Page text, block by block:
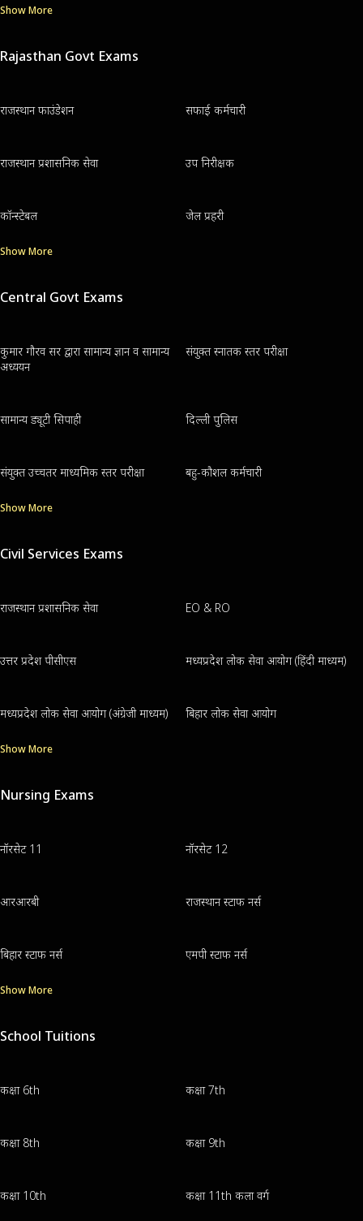
Show More
Rajasthan Govt Exams
राजस्थान फाउंडेशन सफाई कर्मचारी
राजस्थान प्रशासनिक सेवा उप निरीक्षक
कॉन्स्टेबल जेल प्रहरी
Show More
Central Govt Exams
कुमार गौरव सर द्वारा सामान्य ज्ञान व सामान्य
अध्ययन
संयुक्त स्नातक स्तर परीक्षा
सामान्य ड्यूटी सिपाही दिल्ली पुलिस
संयुक्त उच्चतर माध्यमिक स्तर परीक्षा बहु-कौशल कर्मचारी
Show More
Civil Services Exams
राजस्थान प्रशासनिक सेवा EO & RO
उत्तर प्रदेश पीसीएस मध्यप्रदेश लोक सेवा आयोग (हिंदी माध्यम)
मध्यप्रदेश लोक सेवा आयोग (अंग्रेजी माध्यम) बिहार लोक सेवा आयोग
Show More
Nursing Exams
नॉरसेट 11 नॉरसेट 12
आरआरबी राजस्थान स्टाफ नर्स
बिहार स्टाफ नर्स एमपी स्टाफ नर्स
Show More
School Tuitions
कक्षा 6th कक्षा 7th
कक्षा 8th कक्षा 9th
कक्षा 10th कक्षा 11th कला वर्ग